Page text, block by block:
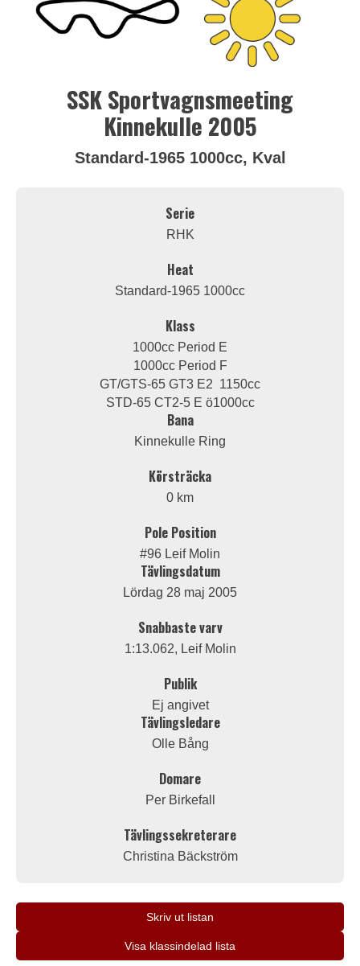
SSK Sportvagnsmeeting
Kinnekulle 2005
Standard-1965 1000cc, Kval
Serie
RHK
Heat
Standard-1965 1000cc
Klass
1000cc Period E
1000cc Period F
GT/GTS-65 GT3 E2 1150cc
STD-65 CT2-5 E ö1000cc
Bana
Kinnekulle Ring
Körsträcka
0 km
Pole Position
#96 Leif Molin
Tävlingsdatum
Lördag 28 maj 2005
Snabbaste varv
1:13.062, Leif Molin
Publik
Ej angivet
Tävlingsledare
Olle Bång
Domare
Per Birkefall
Tävlingssekreterare
Christina Bäckström
Skriv ut listan
Visa klassindelad lista